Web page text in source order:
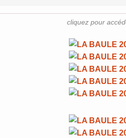
cliquez pour